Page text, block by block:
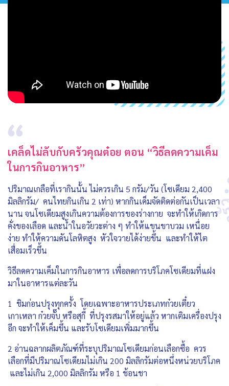
เคล็ดไม่ลับกับครัวคุณต๋อย ตอน “วิธีลดความเค็ม
ในการกินอาหาร”
ปริมาณเกลือที่เรากินนั้น ไม่ควรเกิน 5 กรัม/วัน (โซเดียม 2,400
มิลลิกรัม/ คนไทยกินเกิน 2 เท่า) หากกินเค็มจัดติดต่อกันเป็นเวลา
นาน จนโซเดียมสูงเกินความต้องการของร่างกาย จะทำให้เกิดการ
คั่งของเลือด และน้ำในอวัยวะต่าง ๆ ทำให้แขนขาบวม เหนื่อย
ง่าย ทำให้ความดันโลหิตสูง หัวใจวายได้ง่ายขึ้น และทำให้ไต
เสื่อมเร็วขึ้น
วิธีลดความเค็มในการกินอาหาร เพื่อลดการบริโภคโซเดียมที่แฝง
มาในอาหารแต่ละวัน
1 ชิมก่อนปรุงทุกครั้ง โดยเฉพาะอาหารประเภทก๋วยเตี๋ยว
เกาเหลา ก๋วยจั๊บ หรือสุกี้ ที่ปรุงรสมาให้อยู่แล้ว หากเติมเครื่องปรุง
อีก จะทำให้เค็มขึ้น และรับโซเดียมเพิ่มมากขึ้น
2 อ่านฉลากผลิตภัณฑ์ที่ระบุปริมาณโซเดียมก่อนเลือกซื้อ ควร
เลือกที่มีปริมาณโซเดียมไม่เกิน 200 มิลลิกรัมต่อหนึ่งหน่วยบริโภค
และไม่เกิน 2,000 มิลลิกรัม หรือ 1 ช้อนชา